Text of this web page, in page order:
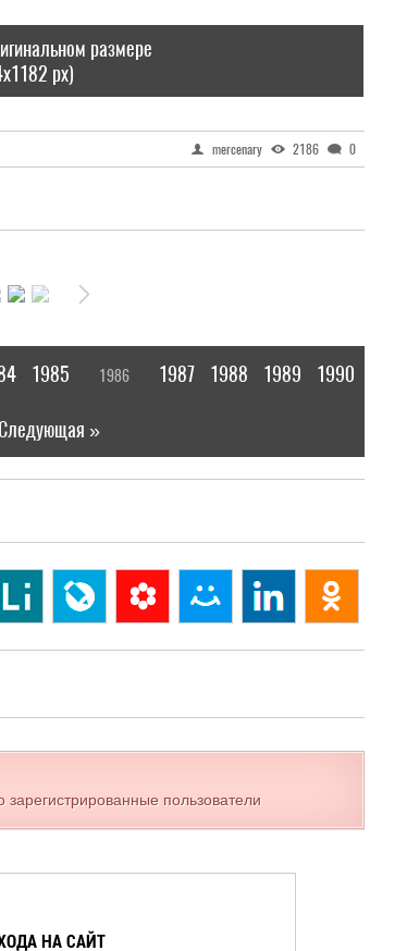
размере
px)
mercenary 2186 0
1985 1986 1987 1988 1989 1990
Следующая »
зарегистрированные пользователи
НА САЙТ